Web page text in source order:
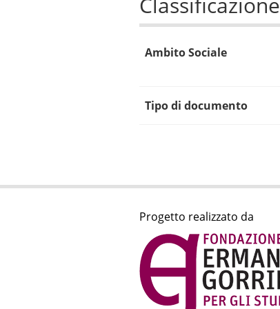
Ambito Sociale
Tipo di documento
Progetto realizzato da